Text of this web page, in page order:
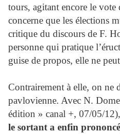
tours, agitant encore le vote
concerne que les élections
critique du discours de F.
personne qui pratique
guise de propos, elle ne
Contrairement à elle, on ne
pavlovienne. Avec N.
édition » canal +, 07/05/12),
le sortant a enfin